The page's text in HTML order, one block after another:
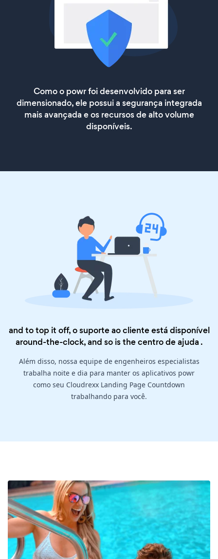
Como o powr foi desenvolvido para ser
dimensionado, ele possui a segurança integrada
mais avançada e os recursos de alto volume
disponíveis.
and to top it off, o suporte ao cliente está disponível
around-the-clock, and so is thecentro de ajuda .
Além disso, nossa equipe de engenheiros especialistas
trabalha noite e dia para manter os aplicativos powr
como seu Cloudrexx Landing Page Countdown
trabalhando para você.